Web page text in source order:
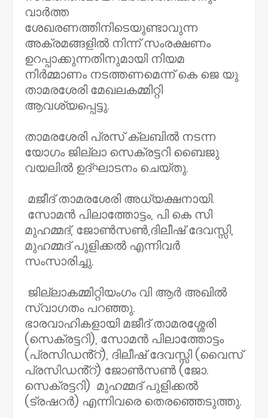
വാർത്ത
ശേഖരണത്തിനിടെയുണ്ടാവുന്ന
അക്രമങ്ങളിൽ നിന്ന് സംരക്ഷണം
ഉറപ്പാക്കുന്നതിനുമായി നിയമ
നിർമ്മാണം നടത്തണമെന്ന്‌ കെ ജെ യു
താമരശേരി മേഖലകമ്മിറ്റി
ആവശ്യപ്പെട്ടു.
താമരശേരി പ്രസ് ക്ലബിൽ നടന്ന
യോഗം ജില്ലാ സെക്രട്ടറി ബൈജു
വയലിൽ ഉദ്ഘാടനം ചെയ്തു.
മജീദ് താമരശേരി അധ്യക്ഷനായി.
സോമൻ പിലാത്തോട്ടം, പി കെ സി
മുഹമ്മദ്, ജോൺസൺ,ദിലീഷ് ദേവസ്സി,
മുഹമ്മദ്‌ പുളിക്കൽ എന്നിവർ
സംസാരിച്ചു.
ജില്ലാകമ്മിറ്റിയംഗം വി ആർ അഖിൽ
സ്വാഗതം പറഞ്ഞു.
ഭാരവാഹികളായി മജീദ് താമരശ്ശേരി
(സെക്രട്ടറി), സോമൻ പിലാത്തോട്ടം
(പ്രസിഡൻ്റ്), ദിലീഷ് ദേവസ്സി (വൈസ്
പ്രസിഡൻ്റ്) ജോൺസൺ (ജോ.
സെക്രട്ടറി) മുഹമ്മദ് പുളിക്കൽ
(ട്രഷറർ) എന്നിവരെ തെരഞ്ഞെടുത്തു.